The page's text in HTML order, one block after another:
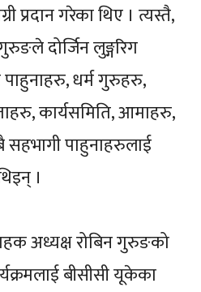
प्रदान गरेका थिए । त्यस्तै,
दोर्जिन लुङ्गरिग
पाहुनाहरु, धर्म गुरुहरु,
कार्यसमिति, आमाहरु,
सहभागी पाहुनाहरुलाई
।
अध्यक्ष रोबिन गुरुङको
बीसीसी यूकेका